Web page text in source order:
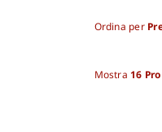
Ordina per
Mostra 16